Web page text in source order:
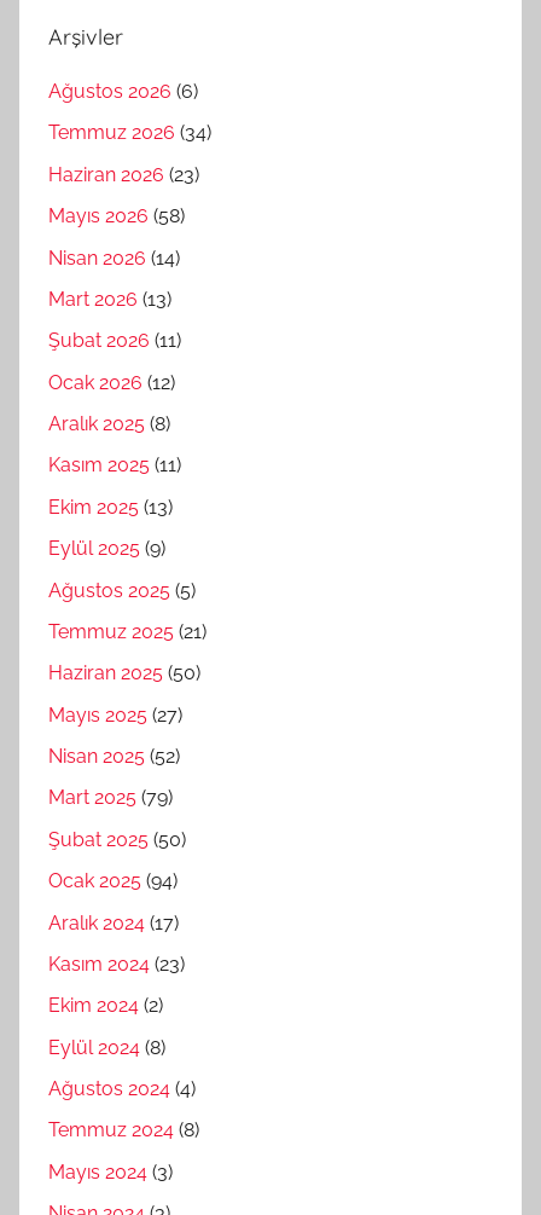
Arşivler
Ağustos 2026 (6)
Temmuz 2026 (34)
Haziran 2026 (23)
Mayıs 2026 (58)
Nisan 2026 (14)
Mart 2026 (13)
Şubat 2026 (11)
Ocak 2026 (12)
Aralık 2025 (8)
Kasım 2025 (11)
Ekim 2025 (13)
Eylül 2025 (9)
Ağustos 2025 (5)
Temmuz 2025 (21)
Haziran 2025 (50)
Mayıs 2025 (27)
Nisan 2025 (52)
Mart 2025 (79)
Şubat 2025 (50)
Ocak 2025 (94)
Aralık 2024 (17)
Kasım 2024 (23)
Ekim 2024 (2)
Eylül 2024 (8)
Ağustos 2024 (4)
Temmuz 2024 (8)
Mayıs 2024 (3)